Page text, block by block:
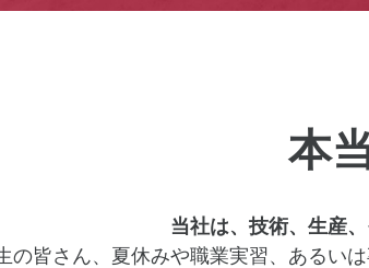
本
当社は、技術、生産
の皆さん、夏休みや職業実習、あるい